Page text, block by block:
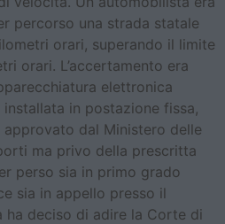
percorso una strada statale
orari, superando il limite
orari. L’accertamento era
elettronica
installata in postazione fissa,
dal Ministero delle
ma privo della prescritta
perso sia in primo grado
sia in appello presso il
ha deciso di adire la Corte di